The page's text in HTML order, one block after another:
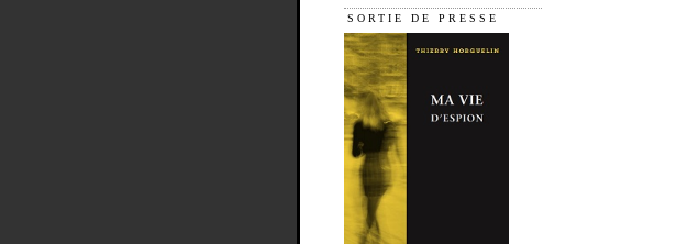
SORTIE DE PRESSE